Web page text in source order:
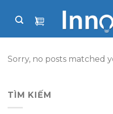
Sorry, no posts matched
TÌM KIẾM